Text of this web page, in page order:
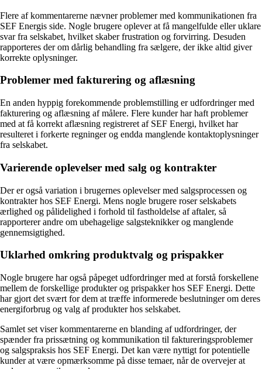
Flere af kommentarerne nævner problemer med kommunikationen fra
SEF Energis side. Nogle brugere oplever at få mangelfulde eller uklare
svar fra selskabet, hvilket skaber frustration og forvirring. Desuden
rapporteres der om dårlig behandling fra sælgere, der ikke altid giver
korrekte oplysninger.
Problemer med fakturering og aflæsning
En anden hyppig forekommende problemstilling er udfordringer med
fakturering og aflæsning af målere. Flere kunder har haft problemer
med at få korrekt aflæsning registreret af SEF Energi, hvilket har
resulteret i forkerte regninger og endda manglende kontaktoplysninger
fra selskabet.
Varierende oplevelser med salg og kontrakter
Der er også variation i brugernes oplevelser med salgsprocessen og
kontrakter hos SEF Energi. Mens nogle brugere roser selskabets
ærlighed og pålidelighed i forhold til fastholdelse af aftaler, så
rapporterer andre om ubehagelige salgsteknikker og manglende
gennemsigtighed.
Uklarhed omkring produktvalg og prispakker
Nogle brugere har også påpeget udfordringer med at forstå forskellene
mellem de forskellige produkter og prispakker hos SEF Energi. Dette
har gjort det svært for dem at træffe informerede beslutninger om deres
energiforbrug og valg af produkter hos selskabet.
Samlet set viser kommentarerne en blanding af udfordringer, der
spænder fra prissætning og kommunikation til faktureringsproblemer
og salgspraksis hos SEF Energi. Det kan være nyttigt for potentielle
kunder at være opmærksomme på disse temaer, når de overvejer at